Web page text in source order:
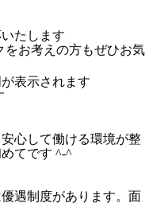
たします
お考えの方もぜひお気
表示されます
心して働ける環境が整
てです ^-^
遇制度があります。面